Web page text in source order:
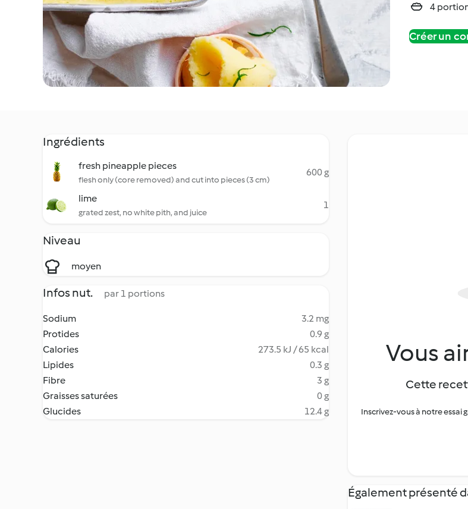
4
Créer un
Ingrédients
fresh pineapple pieces
flesh only (core removed) and cut into pieces (3 cm)
600 g
lime
grated zest, no white pith, and juice
1
Niveau
moyen
Infos nut. par 1 portions
Sodium
3.2 mg
Protides
0.9 g
Calories
273.5 kJ / 65 kcal
Lipides
0.3 g
Fibre
3 g
Graisses saturées
0 g
Glucides
12.4 g
Vous
Cette
Inscrivez-vous à notre essai
Également présenté